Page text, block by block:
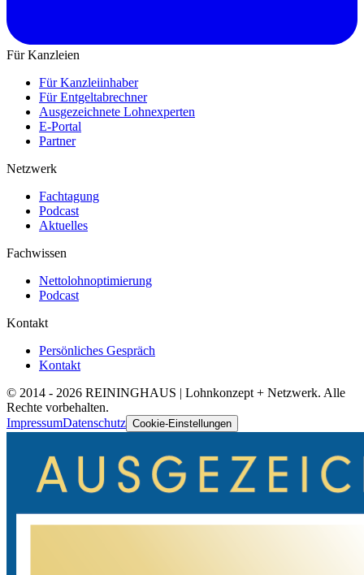
Für Kanzleien
Für Kanzleiinhaber
Für Entgeltabrechner
Ausgezeichnete Lohnexperten
E-Portal
Partner
Netzwerk
Fachtagung
Podcast
Aktuelles
Fachwissen
Nettolohnoptimierung
Podcast
Kontakt
Persönliches Gespräch
Kontakt
© 2014 - 2026 REININGHAUS | Lohnkonzept + Netzwerk. Alle
Rechte vorbehalten.
ImpressumDatenschutz Cookie-Einstellungen